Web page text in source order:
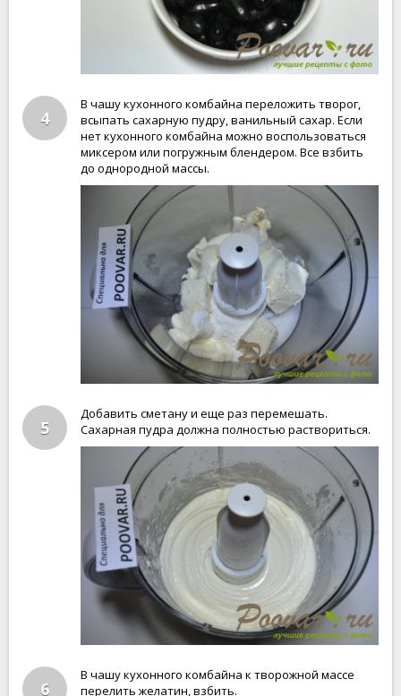
4
В чашу кухонного комбайна переложить творог,
всыпать сахарную пудру, ванильный сахар. Если
нет кухонного комбайна можно воспользоваться
миксером или погружным блендером. Все взбить
до однородной массы.
5
Добавить сметану и еще раз перемешать.
Сахарная пудра должна полностью раствориться.
6
В чашу кухонного комбайна к творожной массе
перелить желатин, взбить.